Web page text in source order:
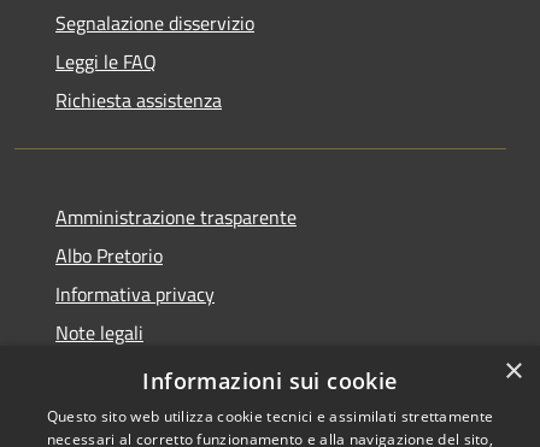
Segnalazione disservizio
Leggi le FAQ
Richiesta assistenza
Amministrazione trasparente
Albo Pretorio
Informativa privacy
Note legali
Dichiarazione di accessibilità
×
Informazioni sui cookie
Questo sito web utilizza cookie tecnici e assimilati strettamente
necessari al corretto funzionamento e alla navigazione del sito,